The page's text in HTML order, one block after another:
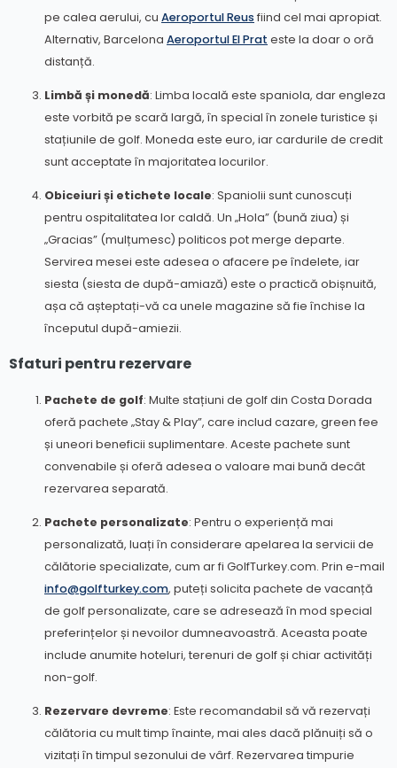
pe calea aerului, cu Aeroportul Reus fiind cel mai apropiat.
Alternativ, Barcelona Aeroportul El Prat este la doar o oră
distanță.
Limbă și monedă: Limba locală este spaniola, dar engleza
este vorbită pe scară largă, în special în zonele turistice și
stațiunile de golf. Moneda este euro, iar cardurile de credit
sunt acceptate în majoritatea locurilor.
Obiceiuri și etichete locale: Spaniolii sunt cunoscuți
pentru ospitalitatea lor caldă. Un „Hola” (bună ziua) și
„Gracias” (mulțumesc) politicos pot merge departe.
Servirea mesei este adesea o afacere pe îndelete, iar
siesta (siesta de după-amiază) este o practică obișnuită,
așa că așteptați-vă ca unele magazine să fie închise la
începutul după-amiezii.
Sfaturi pentru rezervare
Pachete de golf: Multe stațiuni de golf din Costa Dorada
oferă pachete „Stay & Play”, care includ cazare, green fee
și uneori beneficii suplimentare. Aceste pachete sunt
convenabile și oferă adesea o valoare mai bună decât
rezervarea separată.
Pachete personalizate: Pentru o experiență mai
personalizată, luați în considerare apelarea la servicii de
călătorie specializate, cum ar fi GolfTurkey.com. Prin e-mail
info@golfturkey.com, puteți solicita pachete de vacanță
de golf personalizate, care se adresează în mod special
preferințelor și nevoilor dumneavoastră. Aceasta poate
include anumite hoteluri, terenuri de golf și chiar activități
non-golf.
Rezervare devreme: Este recomandabil să vă rezervați
călătoria cu mult timp înainte, mai ales dacă plănuiți să o
vizitați în timpul sezonului de vârf. Rezervarea timpurie